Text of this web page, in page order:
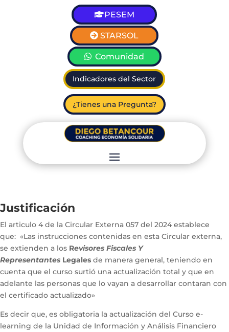
PESEM
STARSOL
Comunidad
Indicadores del Sector
¿Tienes una Pregunta?
Justificación
El articulo 4 de la Circular Externa 057 del 2024 establece
que: «Las instrucciones contenidas en esta Circular externa,
se extienden a los Revisores Fiscales Y
Representantes Legales de manera general, teniendo en
cuenta que el curso surtió una actualización total y que en
adelante las personas que lo vayan a desarrollar contaran con
el certificado actualizado»
Es decir que, es obligatoria la actualización del Curso e-
learning de la Unidad de Información y Análisis Financiero